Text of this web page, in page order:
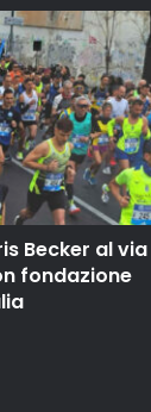
Becker al via
fondazione